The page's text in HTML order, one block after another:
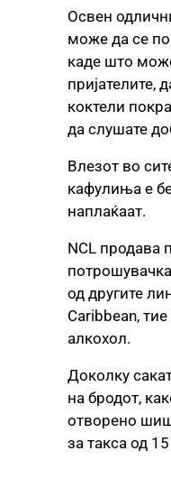
Освен
може да се
каде што
пријателите,
коктели
да слушате
Влезот во
кафулиња е
наплаќаат.
NCL продава
од другите
Caribbean,
алкохол.
Доколку
на бродот,
отворено
за такса од